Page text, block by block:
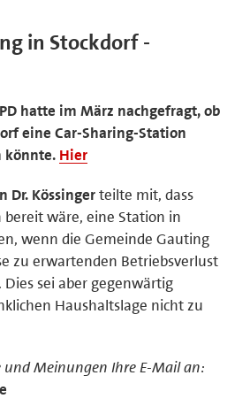
in Stockdorf -
hatte im März nachgefragt, ob
eine Car-Sharing-Station
könnte. Hier
Dr. Kössingerteilte mit, dass
wäre, eine Station in
wenn die Gemeinde Gauting
zu erwartenden Betriebsverlust
sei aber gegenwärtig
Haushaltslage nicht zu
und Meinungen Ihre E-Mail an: